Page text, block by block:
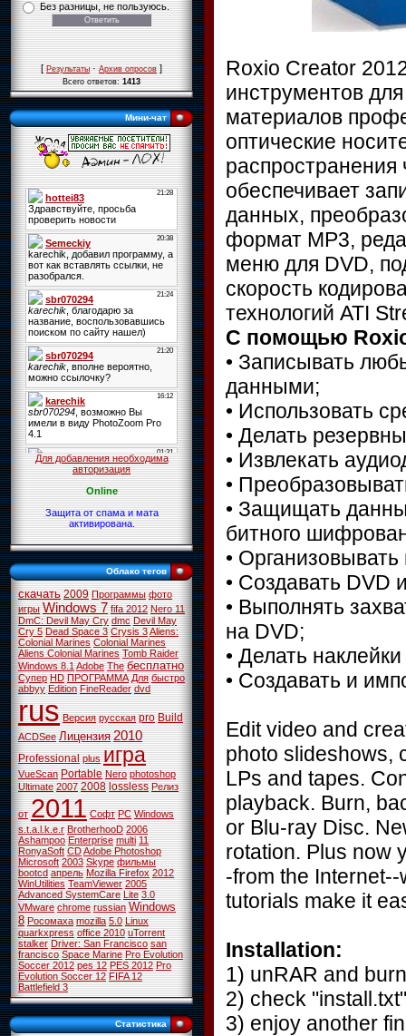
Без разницы, не пользуюсь.
[Результаты·Архив опросов]
Всего ответов:1413
Мини-чат
Для добавления необходима
авторизация
Online
Защита от спама и мата
активирована.
Облако тегов
скачать 2009 Программы фото
игры Windows 7 fifa 2012 Nero 11
DmC: Devil May Cry dmc Devil May
Cry 5 Dead Space 3 Crysis 3Aliens:
Colonial Marines Colonial Marines
Aliens Colonial Marines Tomb Raider
Windows 8.1Adobe The бесплатно
Супер HD ПРОГРАММА Для быстро
abbyy Edition FineReader dvd
rus Версия русская pro Build
ACDSee Лицензия 2010
Professional plus игра
VueScan Portable Nero photoshop
Ultimate 2007 2008 lossless Релиз
от 2011 Софт PC Windows
s.t.a.l.k.e.r BrotherhooD 2006
Ashampoo Enterprise multi 11
RonyaSoft CDAdobe Photoshop
Microsoft 2003 Skype фильмы
bootcd апрель Mozilla Firefox 2012
WinUtilities TeamViewer 2005
Advanced SystemCare Lite 3.0
VMware chrome russian Windows
8 Росомаха mozilla 5.0 Linux
quarkxpress office 2010 uTorrent
stalker Driver: San Francisco san
francisco Space Marine Pro Evolution
Soccer 2012 pes 12 PES 2012 Pro
Evolution Soccer 12 FIFA 12
Battlefield 3
Статистика
Roxio Creator
инструментов
материалов
оптические
обеспечивает
данных,
формат MP3,
меню для DVD,
скорость
технологий ATI
C помощью
• Записывать
данными;
• Использовать
• Делать
• Извлекать
•
• Защищать
битного
•
• Создавать DVD
• Выполнять
на DVD;
• Делать
• Создавать и
Edit video and
photo slideshows,
LPs and tapes.
playback. Burn,
or Blu-ray Disc.
rotation. Plus now
-from the
tutorials make it
Installation:
1) unRAR and
2) check
3) enjoy another